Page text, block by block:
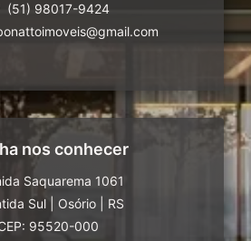
(51) 98017-9424
nos conhecer
Saquarema 1061
Sul
Osório
RS
95520-000